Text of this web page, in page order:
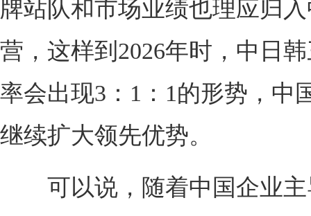
牌站队和市场业绩也理应归
营，这样到2026年时，中日
率会出现3：1：1的形势，中
继续扩大领先优势。
可以说，随着中国企业主